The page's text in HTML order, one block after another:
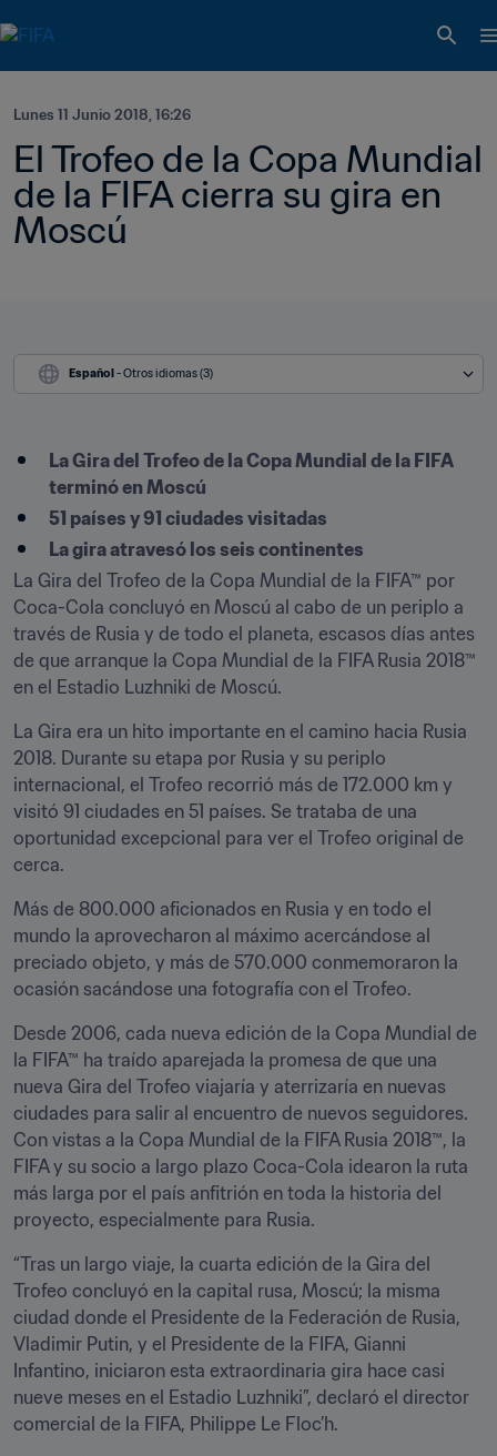
Lunes 11 Junio 2018, 16:26
El Trofeo de la Copa Mundial
de la FIFA cierra su gira en
Moscú
Español - Otros idiomas (3)
La Gira del Trofeo de la Copa Mundial de la FIFA
terminó en Moscú
51 países y 91 ciudades visitadas
La gira atravesó los seis continentes
La Gira del Trofeo de la Copa Mundial de la FIFA™ por
Coca-Cola concluyó en Moscú al cabo de un periplo a
través de Rusia y de todo el planeta, escasos días antes
de que arranque la Copa Mundial de la FIFA Rusia 2018™
en el Estadio Luzhniki de Moscú.
La Gira era un hito importante en el camino hacia Rusia
2018. Durante su etapa por Rusia y su periplo
internacional, el Trofeo recorrió más de 172.000 km y
visitó 91 ciudades en 51 países. Se trataba de una
oportunidad excepcional para ver el Trofeo original de
cerca.
Más de 800.000 aficionados en Rusia y en todo el
mundo la aprovecharon al máximo acercándose al
preciado objeto, y más de 570.000 conmemoraron la
ocasión sacándose una fotografía con el Trofeo.
Desde 2006, cada nueva edición de la Copa Mundial de
la FIFA™ ha traído aparejada la promesa de que una
nueva Gira del Trofeo viajaría y aterrizaría en nuevas
ciudades para salir al encuentro de nuevos seguidores.
Con vistas a la Copa Mundial de la FIFA Rusia 2018™, la
FIFA y su socio a largo plazo Coca-Cola idearon la ruta
más larga por el país anfitrión en toda la historia del
proyecto, especialmente para Rusia.
“Tras un largo viaje, la cuarta edición de la Gira del
Trofeo concluyó en la capital rusa, Moscú; la misma
ciudad donde el Presidente de la Federación de Rusia,
Vladimir Putin, y el Presidente de la FIFA, Gianni
Infantino, iniciaron esta extraordinaria gira hace casi
nueve meses en el Estadio Luzhniki”, declaró el director
comercial de la FIFA, Philippe Le Floc’h.